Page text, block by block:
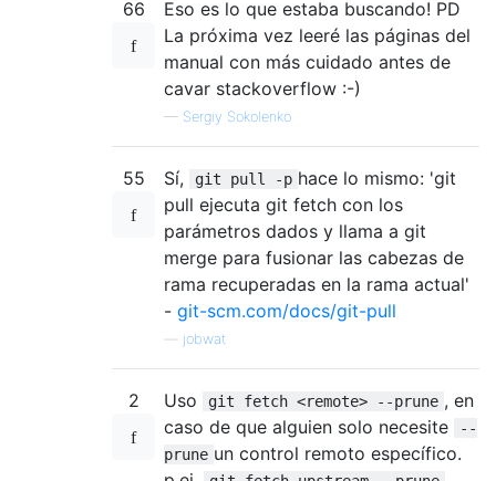
66
Eso es lo que estaba buscando! PD
La próxima vez leeré las páginas del
manual con más cuidado antes de
cavar stackoverflow :-)
— Sergiy Sokolenko
55 Sí, git pull -p hace lo mismo: 'git
pull ejecuta git fetch con los
parámetros dados y llama a git
merge para fusionar las cabezas de
rama recuperadas en la rama actual'
- git-scm.com/docs/git-pull
jobwat
2 Uso git fetch <remote> --prune , en
caso de que alguien solo necesite
--
prune un control remoto específico.